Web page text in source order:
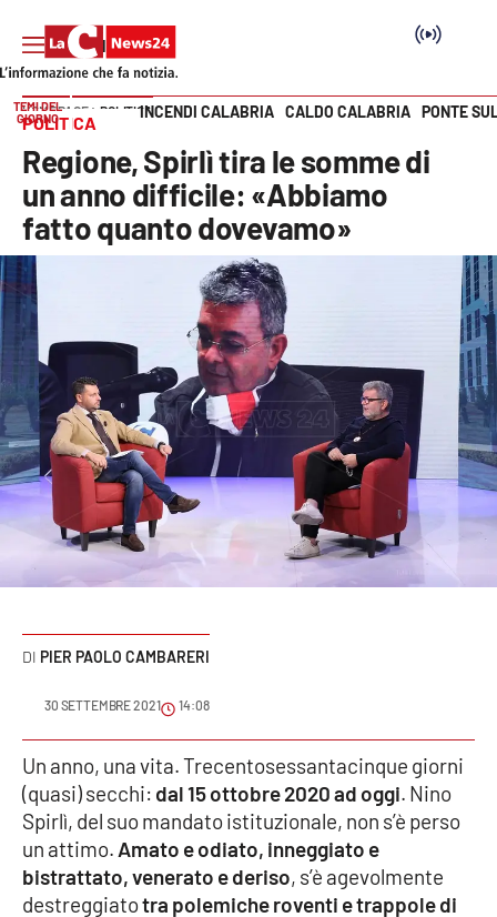
SEZIONI
Cronaca
Attualità
Economia e lavoro
Italia Mondo
Sanità
Meteo
Editoriali
VIDEO
Vai
TEMI DEL
GIORNO
INCENDI CALABRIA CALDO CALABRIA PONTE
HOME PAGE POLITICA
POLITICA
Regione, Spirlì tira le somme di
un anno difficile: «Abbiamo
fatto quanto dovevamo»
PIER PAOLO CAMBARERI
30 SETTEMBRE 2021 14:08
Un anno, una vita. Trecentosessantacinque giorni
(quasi) secchi: dal 15 ottobre 2020 ad oggi. Nino
Spirlì, del suo mandato istituzionale, non s’è perso
un attimo. Amato e odiato, inneggiato e
bistrattato, venerato e deriso, s’è agevolmente
destreggiatotra polemiche roventi e trappole di